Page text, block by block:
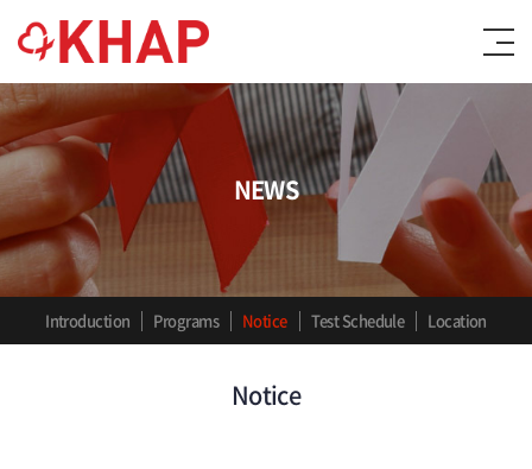
NEWS
Introduction Programs Notice Test Schedule Location
Notice